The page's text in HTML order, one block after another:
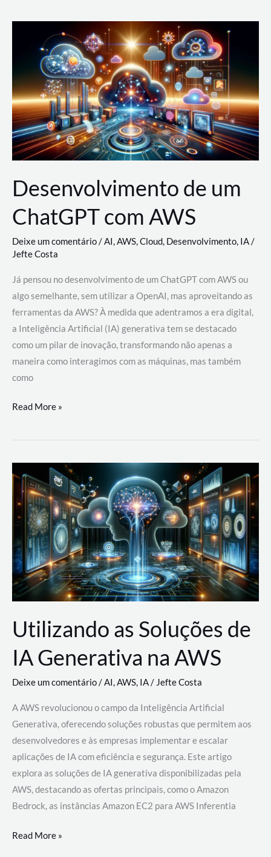
Nuvem:
Google
Cloud,
AWS
e
Azure
Desenvolvimento de um
ChatGPT com AWS
Deixe um comentário/AI,AWS,Cloud, Desenvolvimento, IA/
Jefte Costa
Já pensou no desenvolvimento de um ChatGPT com AWS ou
algo semelhante, sem utilizar a OpenAI, mas aproveitando as
ferramentas da AWS? À medida que adentramos a era digital,
a Inteligência Artificial (IA) generativa tem se destacado
como um pilar de inovação, transformando não apenas a
maneira como interagimos com as máquinas, mas também
como
Desenvolvimento
um
com
AWS
Read More »
Utilizando as Soluções de
IA Generativa na AWS
Deixe um comentário/AI,AWS, IA/Jefte Costa
A AWS revolucionou o campo da Inteligência Artificial
Generativa, oferecendo soluções robustas que permitem aos
desenvolvedores e às empresas implementar e escalar
aplicações de IA com eficiência e segurança. Este artigo
explora as soluções de IA generativa disponibilizadas pela
AWS, destacando as ofertas principais, como o Amazon
Bedrock, as instâncias Amazon EC2 para AWS Inferentia
Utilizando
Read More »